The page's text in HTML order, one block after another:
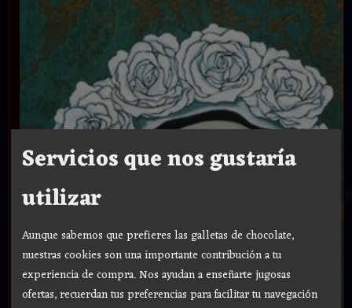
Servicios que nos gustaría
utilizar
Aunque sabemos que prefieres las galletas de chocolate,
nuestras cookies son una importante contribución a tu
experiencia de compra. Nos ayudan a enseñarte jugosas
ofertas, recuerdan tus preferencias para facilitar tu navegación